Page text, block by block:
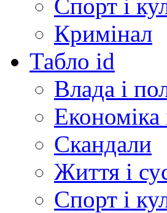
Спорт і
Кримінал
Табло id
Влада і
Економіка
Скандали
Життя і
Спорт і